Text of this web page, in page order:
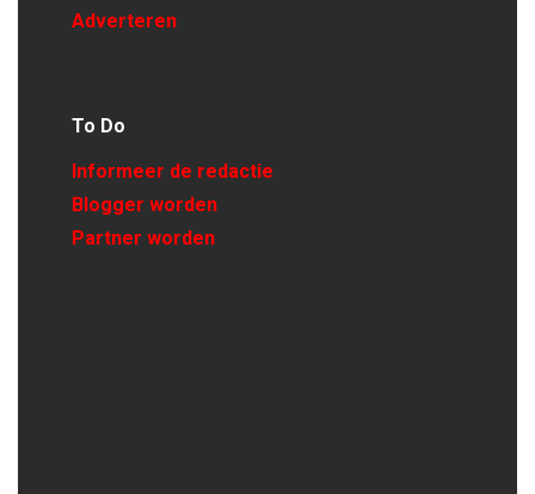
Adverteren
To Do
Informeer de redactie
Blogger worden
Partner worden